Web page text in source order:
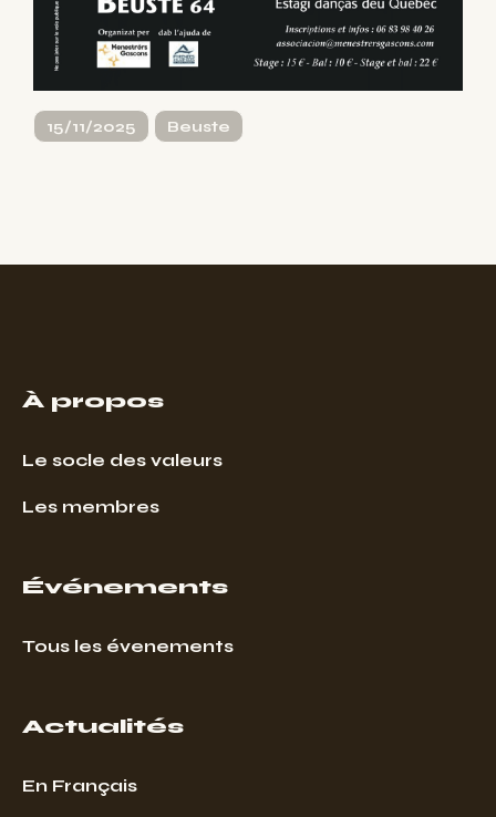
15/11/2025 Beuste
À propos
Le socle des valeurs
Les membres
Événements
Tous les évenements
Actualités
En Français